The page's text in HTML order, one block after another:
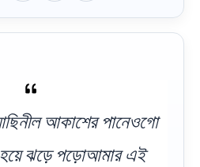
আকাশের পানেওগো
হয়ে ঝড়ে পড়োআমার এই